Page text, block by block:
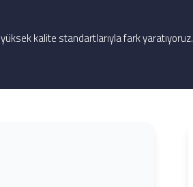
kalite standartlarıyla fark yaratıyoruz.